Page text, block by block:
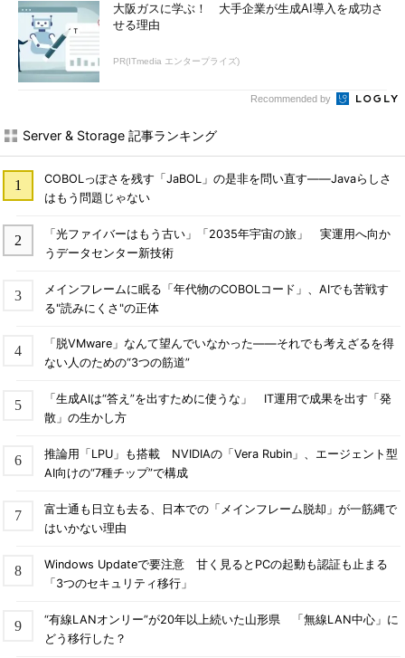
大阪ガスに学ぶ！ 大手企業が生成AI導入を成功さ
せる理由
PR(ITmedia エンタープライズ)
Recommended by
Server & Storage 記事ランキング
COBOLっぽさを残す「JaBOL」の是非を問い直す――Javaらしさ
はもう問題じゃない
「光ファイバーはもう古い」「2035年宇宙の旅」 実運用へ向か
うデータセンター新技術
メインフレームに眠る「年代物のCOBOLコード」、AIでも苦戦す
る"読みにくさ"の正体
「脱VMware」なんて望んでいなかった――それでも考えざるを得
ない人のための“3つの筋道”
「生成AIは“答え”を出すために使うな」 IT運用で成果を出す「発
散」の生かし方
推論用「LPU」も搭載 NVIDIAの「Vera Rubin」、エージェント型
AI向けの“7種チップ”で構成
富士通も日立も去る、日本での「メインフレーム脱却」が一筋縄で
はいかない理由
Windows Updateで要注意 甘く見るとPCの起動も認証も止まる
「3つのセキュリティ移行」
“有線LANオンリー”が20年以上続いた山形県 「無線LAN中心」に
どう移行した？